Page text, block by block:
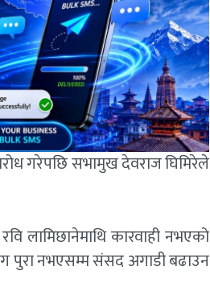
गरेपछि सभामुख देवराज घिमिरेले
लामिछानेमाथि कारवाही नभएको
पुरा नभएसम्म संसद अगाडी बढाउन